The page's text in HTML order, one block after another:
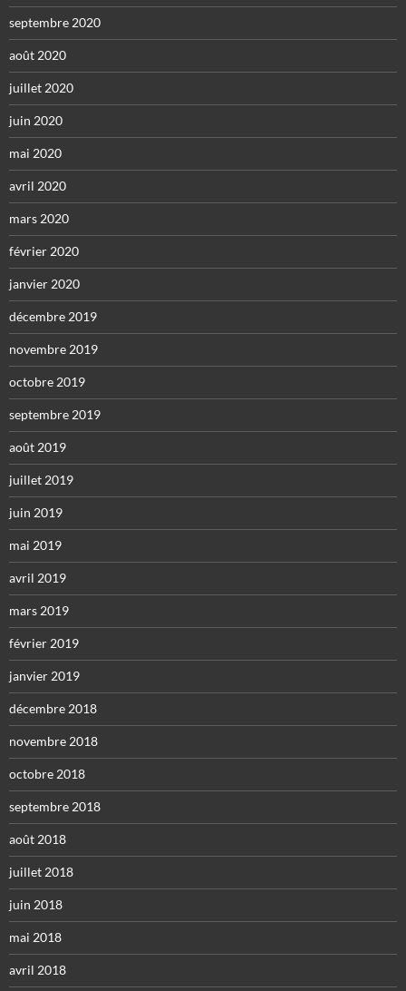
septembre 2020
août 2020
juillet 2020
juin 2020
mai 2020
avril 2020
mars 2020
février 2020
janvier 2020
décembre 2019
novembre 2019
octobre 2019
septembre 2019
août 2019
juillet 2019
juin 2019
mai 2019
avril 2019
mars 2019
février 2019
janvier 2019
décembre 2018
novembre 2018
octobre 2018
septembre 2018
août 2018
juillet 2018
juin 2018
mai 2018
avril 2018